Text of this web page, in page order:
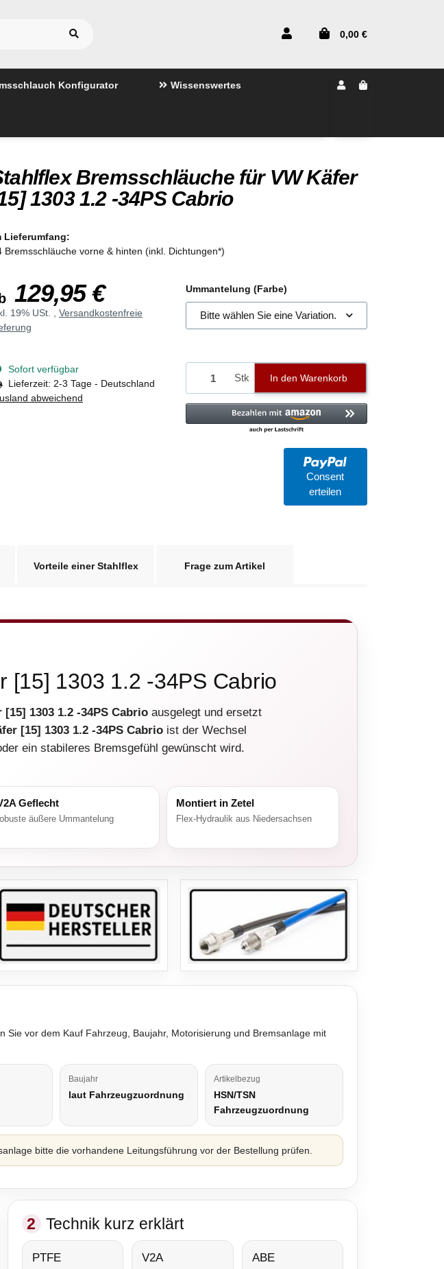
0,00 €
Konfigurator Wissenswertes
Bremsschläuche für VW Käfer
1303 1.2 -34PS Cabrio
Lieferumfang:
- 4 Bremsschläuche vorne & hinten (inkl. Dichtungen*)
129,95 €
19% USt. , Versandkostenfreie
Sofort verfügbar
Lieferzeit: 2-3 Tage - Deutschland
abweichend
Ummantelung (Farbe)
Bitte wählen Sie eine Variation.
Stk In den Warenkorb
Consent
erteilen
Vorteile einer Stahlflex Frage zum Artikel
[15] 1303 1.2 -34PS Cabrio
[15] 1303 1.2 -34PS Cabrio ausgelegt und ersetzt
[15] 1303 1.2 -34PS Cabrio ist der Wechsel
ein stabileres Bremsgefühl gewünscht wird.
Geflecht
äußere Ummantelung
Montiert in Zetel
Flex-Hydraulik aus Niedersachsen
vor dem Kauf Fahrzeug, Baujahr, Motorisierung und Bremsanlage mit
Baujahr
laut Fahrzeugzuordnung
Artikelbezug
HSN/TSN
Fahrzeugzuordnung
bitte die vorhandene Leitungsführung vor der Bestellung prüfen.
2 Technik kurz erklärt
PTFE V2A ABE